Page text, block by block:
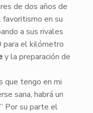
de dos años de
en su
a sus rivales
para el kilómetro
y la preparación de
que tengo en mi
sana, habrá un
Por su parte el